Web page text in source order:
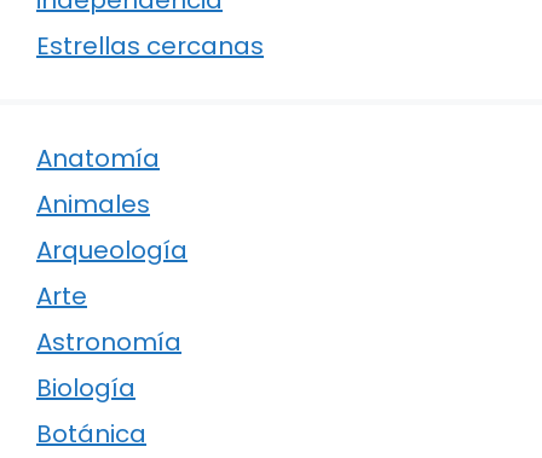
Estrellas cercanas
Anatomía
Animales
Arqueología
Arte
Astronomía
Biología
Botánica